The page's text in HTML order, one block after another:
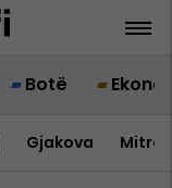
Botë
Gjakova